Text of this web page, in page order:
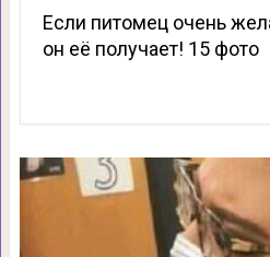
Если питомец очень
он её получает! 15 фото